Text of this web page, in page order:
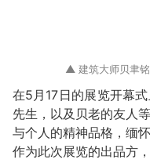
▲ 建筑大师贝聿铭
在5月17日的展览开幕
先生，以及贝老的友人
与个人的精神品格，缅
作为此次展览的出品方